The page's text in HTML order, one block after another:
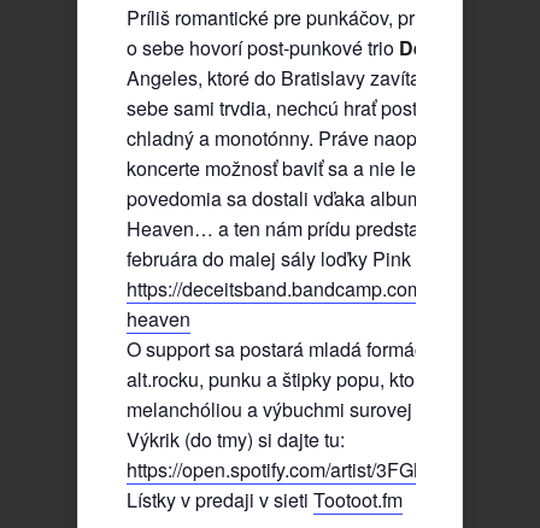
Príliš romantické pre punkáčov, príliš divoké pre
o sebe hovorí post-punkové trio Deceits
Angeles, ktoré do Bratislavy zavíta už vo
sebe sami trvdia, nechcú hrať post-punk, ktorý
chladný a monotónny. Práve naopak, chcú dať
koncerte možnosť baviť sa a nie len kývať
povedomia sa dostali vďaka albumu If There’s
Heaven… a ten nám prídu predstaviť už v
februára do malej sály loďky Pink Whale.
https://deceitsband.bandcamp.com/album/if-
heaven
O support sa postará mladá formácia
alt.rocku, punku a štipky popu, ktorý pláva medzi
melanchóliou a výbuchmi surovej energie.
Výkrik (do tmy) si dajte tu:
https://open.spotify.com/artist/
Lístky v predaji v sieti Tootoot.fm